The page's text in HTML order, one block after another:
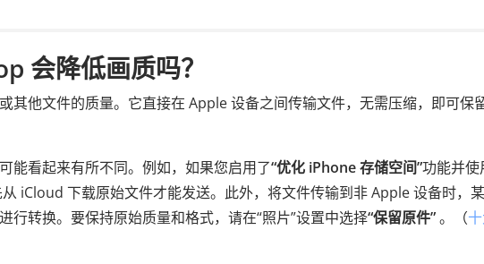
会降低画质吗？
其他文件的质量。它直接在 Apple 设备之间传输文件，无需压缩，即可保
能看起来有所不同。例如，如果您启用了“优化 iPhone 存储空间”功能并使
iCloud 下载原始文件才能发送。此外，将文件传输到非 Apple 设备时，
行转换。要保持原始质量和格式，请在“照片”设置中选择“保留原件”。（